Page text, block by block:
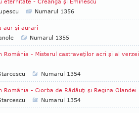
Numarul 1356
aur şi aurari
Numarul 1355
România - Misterul castraveţilor acri şi al
Numarul 1354
România - Ciorba de Rădăuţi şi Regina Olandei
Numarul 1354